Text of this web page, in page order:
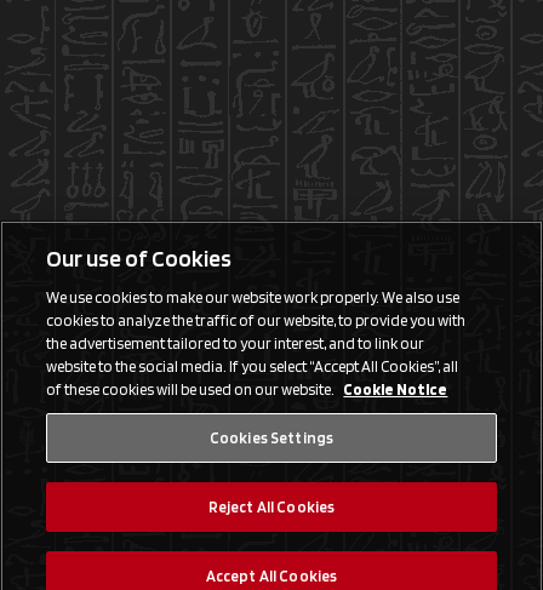
Our use of Cookies
We use cookies to make our website work properly. We also use
cookies to analyze the traffic of our website, to provide you with
the advertisement tailored to your interest, and to link our
website to the social media. If you select “Accept All Cookies”, all
of these cookies will be used on our website. Cookie Notice
Cookies Settings
Reject All Cookies
Accept All Cookies